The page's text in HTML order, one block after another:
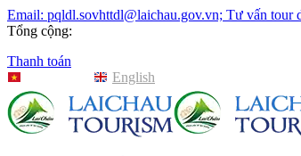
Email: pqldl.sovhttdl@laichau.gov.vn; Tư vấn tour
Tổng cộng:
Thanh toán
English